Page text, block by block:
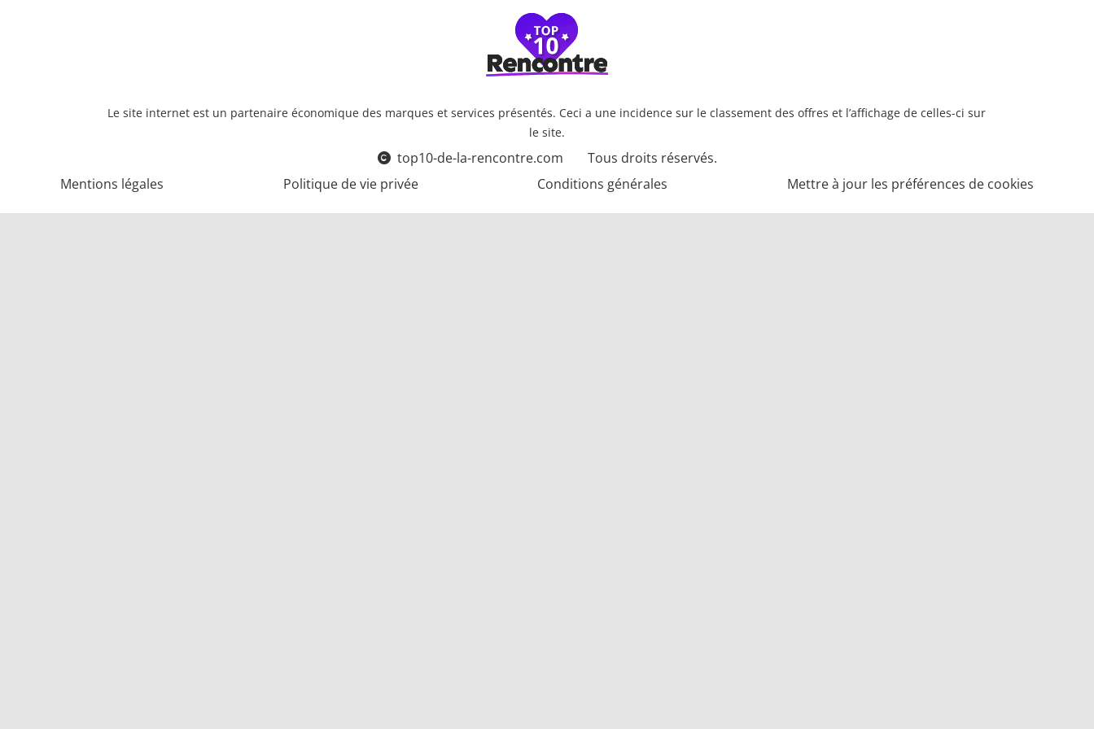
Le site internet est un partenaire économique des marques et services présentés. Ceci a une incidence sur le classement des offres et l’affichage de celles-ci sur
le site.
top10-de-la-rencontre.com
Tous droits réservés.
Mentions légales
Politique de vie privée Conditions générales Mettre à jour les préférences de cookies